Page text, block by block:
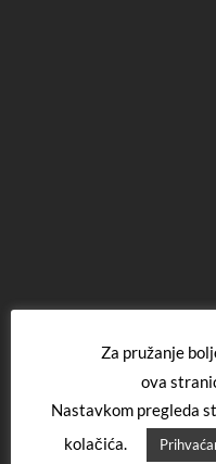
Za pružanje
ova
Nastavkom pregleda
kolačića.